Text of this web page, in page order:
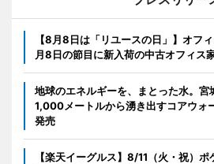
【8月8日は「リユースの日」】オフ
月8日の節目に新入荷の中古オフィス
地球のエネルギーを、まとった水。宮
1,000メートルから湧き出すコアウォ
発売
【楽天イーグルス】8/11（火・祝）